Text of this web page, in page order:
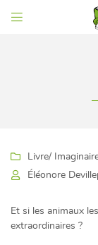

 Adresse
 Livre/

Éléonore
Et si les animaux
extraordinaires ?